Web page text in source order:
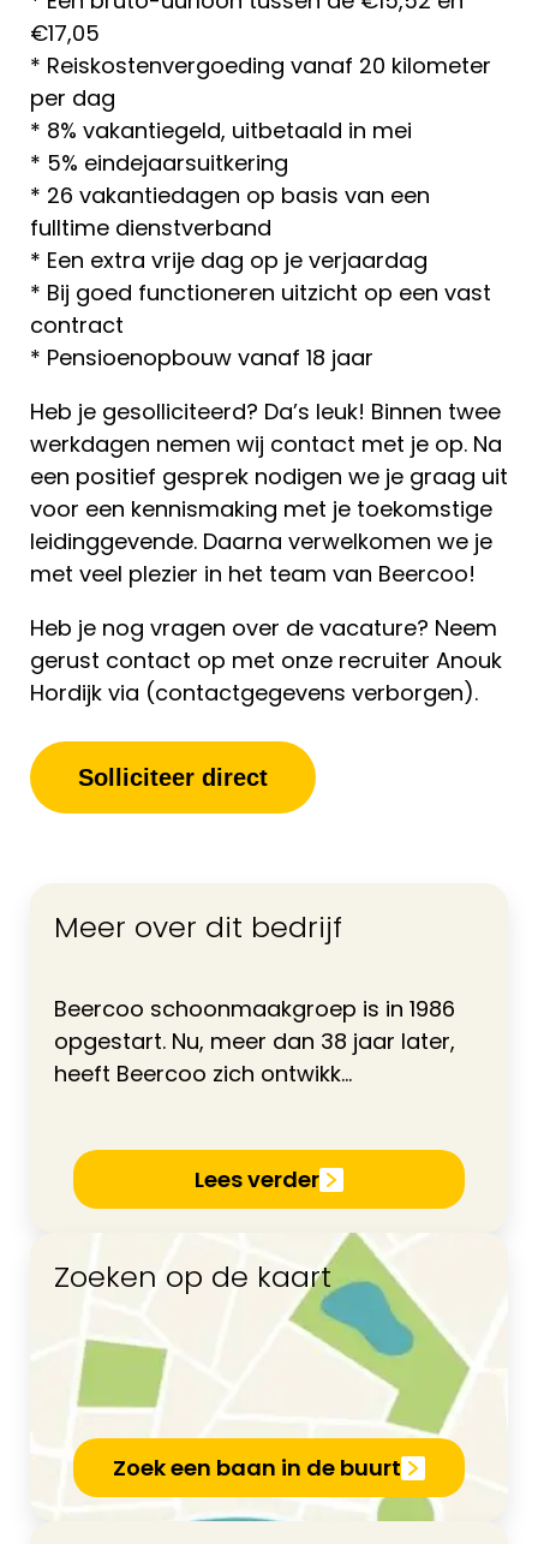
€17,05
* Reiskostenvergoeding vanaf 20 kilometer
per dag
* 8% vakantiegeld, uitbetaald in mei
* 5% eindejaarsuitkering
* 26 vakantiedagen op basis van een
fulltime dienstverband
* Een extra vrije dag op je verjaardag
* Bij goed functioneren uitzicht op een vast
contract
* Pensioenopbouw vanaf 18 jaar
Heb je gesolliciteerd? Da’s leuk! Binnen twee
werkdagen nemen wij contact met je op. Na
een positief gesprek nodigen we je graag uit
voor een kennismaking met je toekomstige
leidinggevende. Daarna verwelkomen we je
met veel plezier in het team van Beercoo!
Heb je nog vragen over de vacature? Neem
gerust contact op met onze recruiter Anouk
Hordijk via (contactgegevens verborgen).
Solliciteer direct
Meer over dit bedrijf
Beercoo schoonmaakgroep is in 1986
opgestart. Nu, meer dan 38 jaar later,
heeft Beercoo zich ontwikk...
Lees verder
Zoeken op de kaart
Zoek een baan in de buurt